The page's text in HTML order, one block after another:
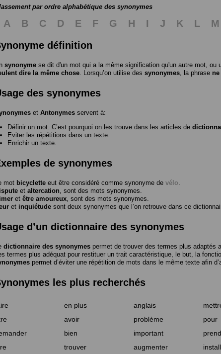
par ordre alphabétique des synonymes
A B C D E F G H I J K L M
définition
synonyme se dit d'un mot qui a la même signification qu'un autre mot, ou
dire la même chose . Lorsqu’on utilise des synonymes , la phrase
des synonymes
et Antonymes servent à:
Définir un mot. C’est pourquoi on les trouve dans les articles de
Eviter les répétitions dans un texte.
Enrichir un texte.
de synonymes
mot bicyclette eut être considéré comme synonyme de vélo
et altercation , sont des mots synonymes.
et être amoureux , sont des mots synonymes.
et inquiétude sont deux synonymes que l’on retrouve dans ce
d’un dictionnaire des synonymes
dictionnaire des synonymes permet de trouver des termes plus adaptés
termes plus adéquat pour restituer un trait caractéristique, le but, la
permet d’éviter une répétition de mots dans le même texte afin
les plus recherchés
en plus anglais
avoir problème pour
bien important
trouver augmenter